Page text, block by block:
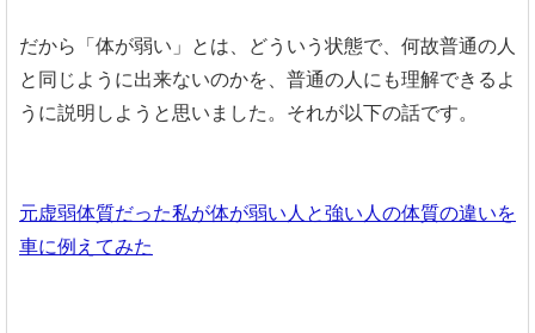
だから「体が弱い」とは、どういう状態で、何故普通の人
と同じように出来ないのかを、普通の人にも理解できるよ
うに説明しようと思いました。それが以下の話です。
元虚弱体質だった私が体が弱い人と強い人の体質の違いを
車に例えてみた